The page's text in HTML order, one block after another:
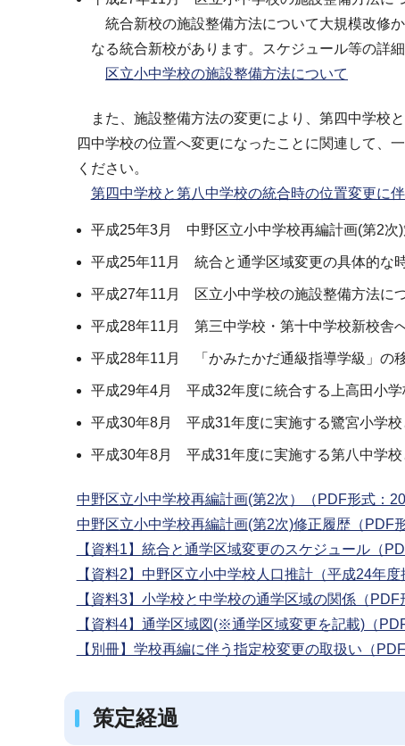
統合新校の施設整備方法について大規模改修
なる統合新校があります。スケジュール等の詳
区立小中学校の施設整備方法について
また、施設整備方法の変更により、第四中学校
四中学校の位置へ変更になったことに関連して、
ください。
第四中学校と第八中学校の統合時の位置変更に
平成25年3月 中野区立小中学校再編計画(第2次)
平成25年11月 統合と通学区域変更の具体的な
平成27年11月 区立小中学校の施設整備方法に
平成28年11月 第三中学校・第十中学校新校舎
平成28年11月 「かみたかだ通級指導学級」の
平成29年4月 平成32年度に統合する上高田小学
平成30年8月 平成31年度に実施する鷺宮小学
平成30年8月 平成31年度に実施する第八中学
中野区立小中学校再編計画(第2次）（PDF形式：
中野区立小中学校再編計画(第2次)修正履歴（PDF
【資料1】統合と通学区域変更のスケジュール（
【資料2】中野区立小中学校人口推計（平成24年
【資料3】小学校と中学校の通学区域の関係（PDF
【資料4】通学区域図(※通学区域変更を記載)（
【別冊】学校再編に伴う指定校変更の取扱い（
策定経過